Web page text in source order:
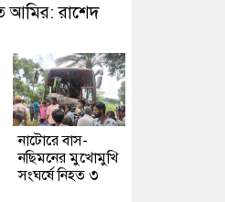
আমির: রাশেদ
নাটোরে বাস-
নছিমনের মুখোমুখি
সংঘর্ষে নিহত ৩